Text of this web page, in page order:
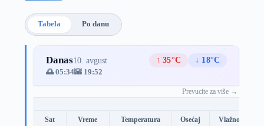
Tabela Po danu
Danas10. avgust ↑ 35°C
↓ 18°C
🌅 05:34🌇 19:52
Prevucite za više →
Sat Vreme Temperatura Osećaj Vlažnost